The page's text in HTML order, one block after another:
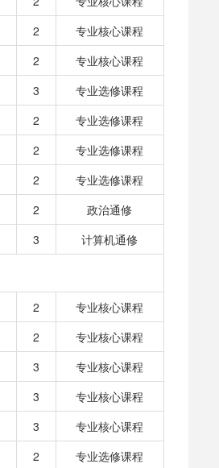
2
专业核心课程
2
专业核心课程
3
专业选修课程
2
专业选修课程
2
专业选修课程
2
专业选修课程
2
政治通修
3 计算机通修
2
专业核心课程
2
专业核心课程
3
专业核心课程
3
专业核心课程
3
专业核心课程
2
专业选修课程